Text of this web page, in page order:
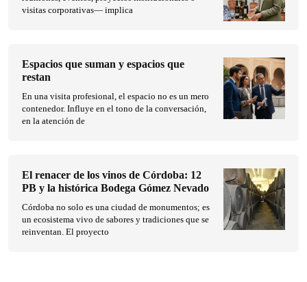
visitas corporativas— implica
Espacios que suman y espacios que
restan
En una visita profesional, el espacio no es un mero
contenedor. Influye en el tono de la conversación,
en la atención de
El renacer de los vinos de Córdoba: 12
PB y la histórica Bodega Gómez Nevado
Córdoba no solo es una ciudad de monumentos; es
un ecosistema vivo de sabores y tradiciones que se
reinventan. El proyecto